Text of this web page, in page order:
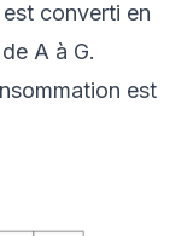
converti en
A à G.
est